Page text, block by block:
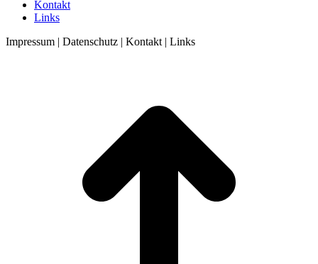
Kontakt
Links
Impressum | Datenschutz | Kontakt | Links